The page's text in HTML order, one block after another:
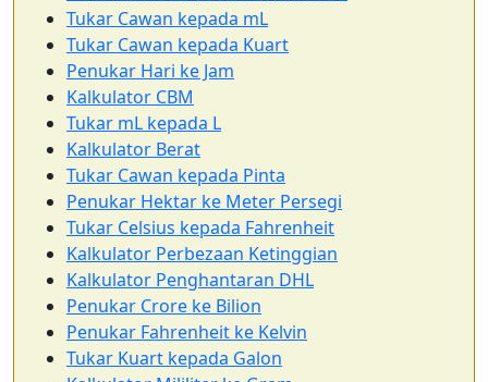
Tukar Cawan kepada mL
Tukar Cawan kepada Kuart
Penukar Hari ke Jam
Kalkulator CBM
Tukar mL kepada L
Kalkulator Berat
Tukar Cawan kepada Pinta
Penukar Hektar ke Meter Persegi
Tukar Celsius kepada Fahrenheit
Kalkulator Perbezaan Ketinggian
Kalkulator Penghantaran DHL
Penukar Crore ke Bilion
Penukar Fahrenheit ke Kelvin
Tukar Kuart kepada Galon